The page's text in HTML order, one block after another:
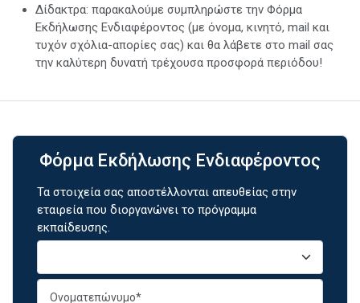
Δίδακτρα: παρακαλούμε συμπληρώστε την Φόρμα
Εκδήλωσης Ενδιαφέροντος (με όνομα, κινητό, mail και
τυχόν σχόλια-απορίες σας) και θα λάβετε στο mail σας
την καλύτερη δυνατή τρέχουσα προσφορά περιόδου!
Φόρμα Εκδήλωσης Ενδιαφέροντος
Τα στοιχεία σας αποστέλλονται απευθείας στην
εταιρεία που διοργανώνει το πρόγραμμα
εκπαίδευσης.